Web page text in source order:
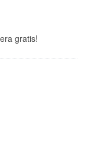
gratis!